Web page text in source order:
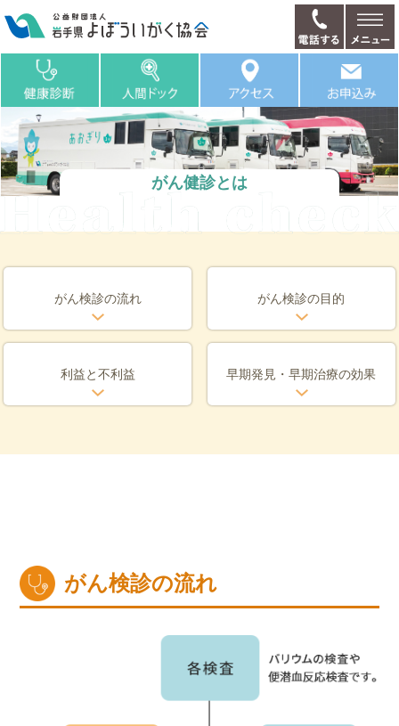
がん健診とは
がん検診の流れ がん検診の目的
利益と不利益 早期発見・早期治療の効果
がん検診の流れ